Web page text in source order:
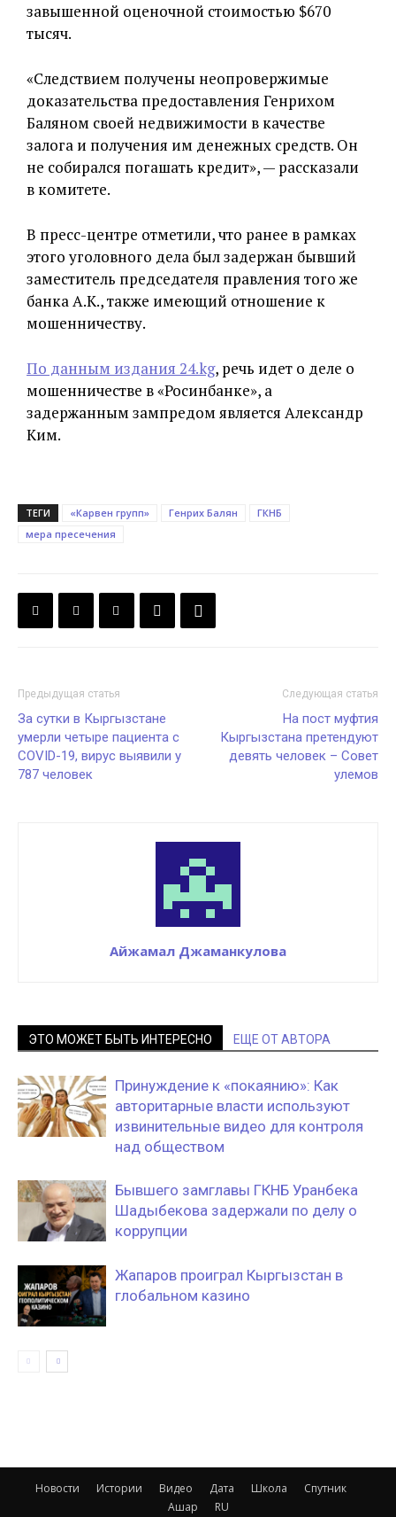
завышенной оценочной стоимостью $670
тысяч.
«Следствием получены неопровержимые
доказательства предоставления Генрихом
Баляном своей недвижимости в качестве
залога и получения им денежных средств. Он
не собирался погашать кредит», — рассказали
в комитете.
В пресс-центре отметили, что ранее в рамках
этого уголовного дела был задержан бывший
заместитель председателя правления того же
банка А.К., также имеющий отношение к
мошенничеству.
По данным издания 24.kg, речь идет о деле о
мошенничестве в «Росинбанке», а
задержанным зампредом является Александр
Ким.
ТЕГИ «Карвен групп» Генрих Балян
ГКНБ
мера пресечения
Предыдущая статья
За сутки в Кыргызстане
умерли четыре пациента с
COVID-19, вирус выявили у
787 человек
Следующая статья
На пост муфтия
Кыргызстана претендуют
девять человек – Совет
улемов
Айжамал Джаманкулова
ЭТО МОЖЕТ БЫТЬ ИНТЕРЕСНО ЕЩЕ ОТ АВТОРА
Принуждение к «покаянию»: Как
авторитарные власти используют
извинительные видео для контроля
над обществом
Бывшего замглавы ГКНБ Уранбека
Шадыбекова задержали по делу о
коррупции
Жапаров проиграл Кыргызстан в
глобальном казино
Новости Истории Видео Дата Школа
Спутник
Ашар
RU